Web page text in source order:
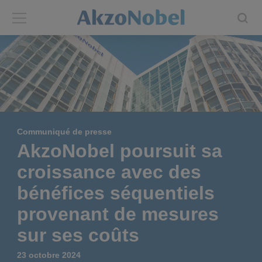
Back
ABOUT US
About us
Annual report
Brands
End-user segments
Back
INVESTORS
Investors
Shares and ADRs
Results center
Events and presentations
Consensus
Communiqué de presse
AkzoNobel poursuit sa
croissance avec des
bénéfices séquentiels
provenant de mesures
sur ses coûts
23 octobre 2024